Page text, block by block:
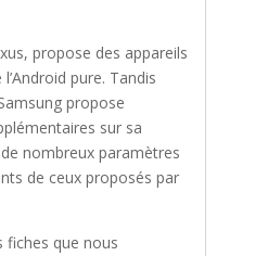
propose des appareils
pure. Tandis
propose
sur sa
nombreux paramètres
de ceux proposés par
fiches que nous